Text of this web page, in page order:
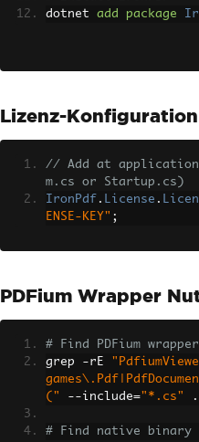
dotnet add package
Lizenz-Konfiguration
// Add at
m.cs or Startup.cs)
IronPdf . License .
ENSE-KEY" ;
PDFium Wrapper
# Find PDFium
grep -rE
("
--include="*.cs" .
# Find native binary